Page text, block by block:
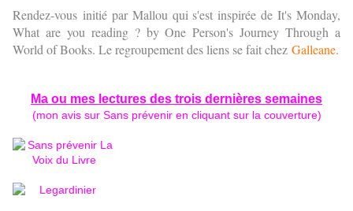
Rendez-vous initié par Mallou qui s'est inspirée de It's Monday,
What are you reading ? by One Person's Journey Through a
World of Books. Le regroupement des liens se fait chez Galleane.
Ma ou mes lectures des trois dernières semaines
(mon avis sur Sans prévenir en cliquant sur la couverture)